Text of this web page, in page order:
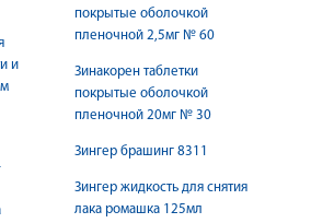
и
покрытые оболочкой
пленочной 2,5мг № 60
Зинакорен таблетки
покрытые оболочкой
пленочной 20мг № 30
Зингер брашинг 8311
Зингер жидкость для снятия
лака ромашка 125мл